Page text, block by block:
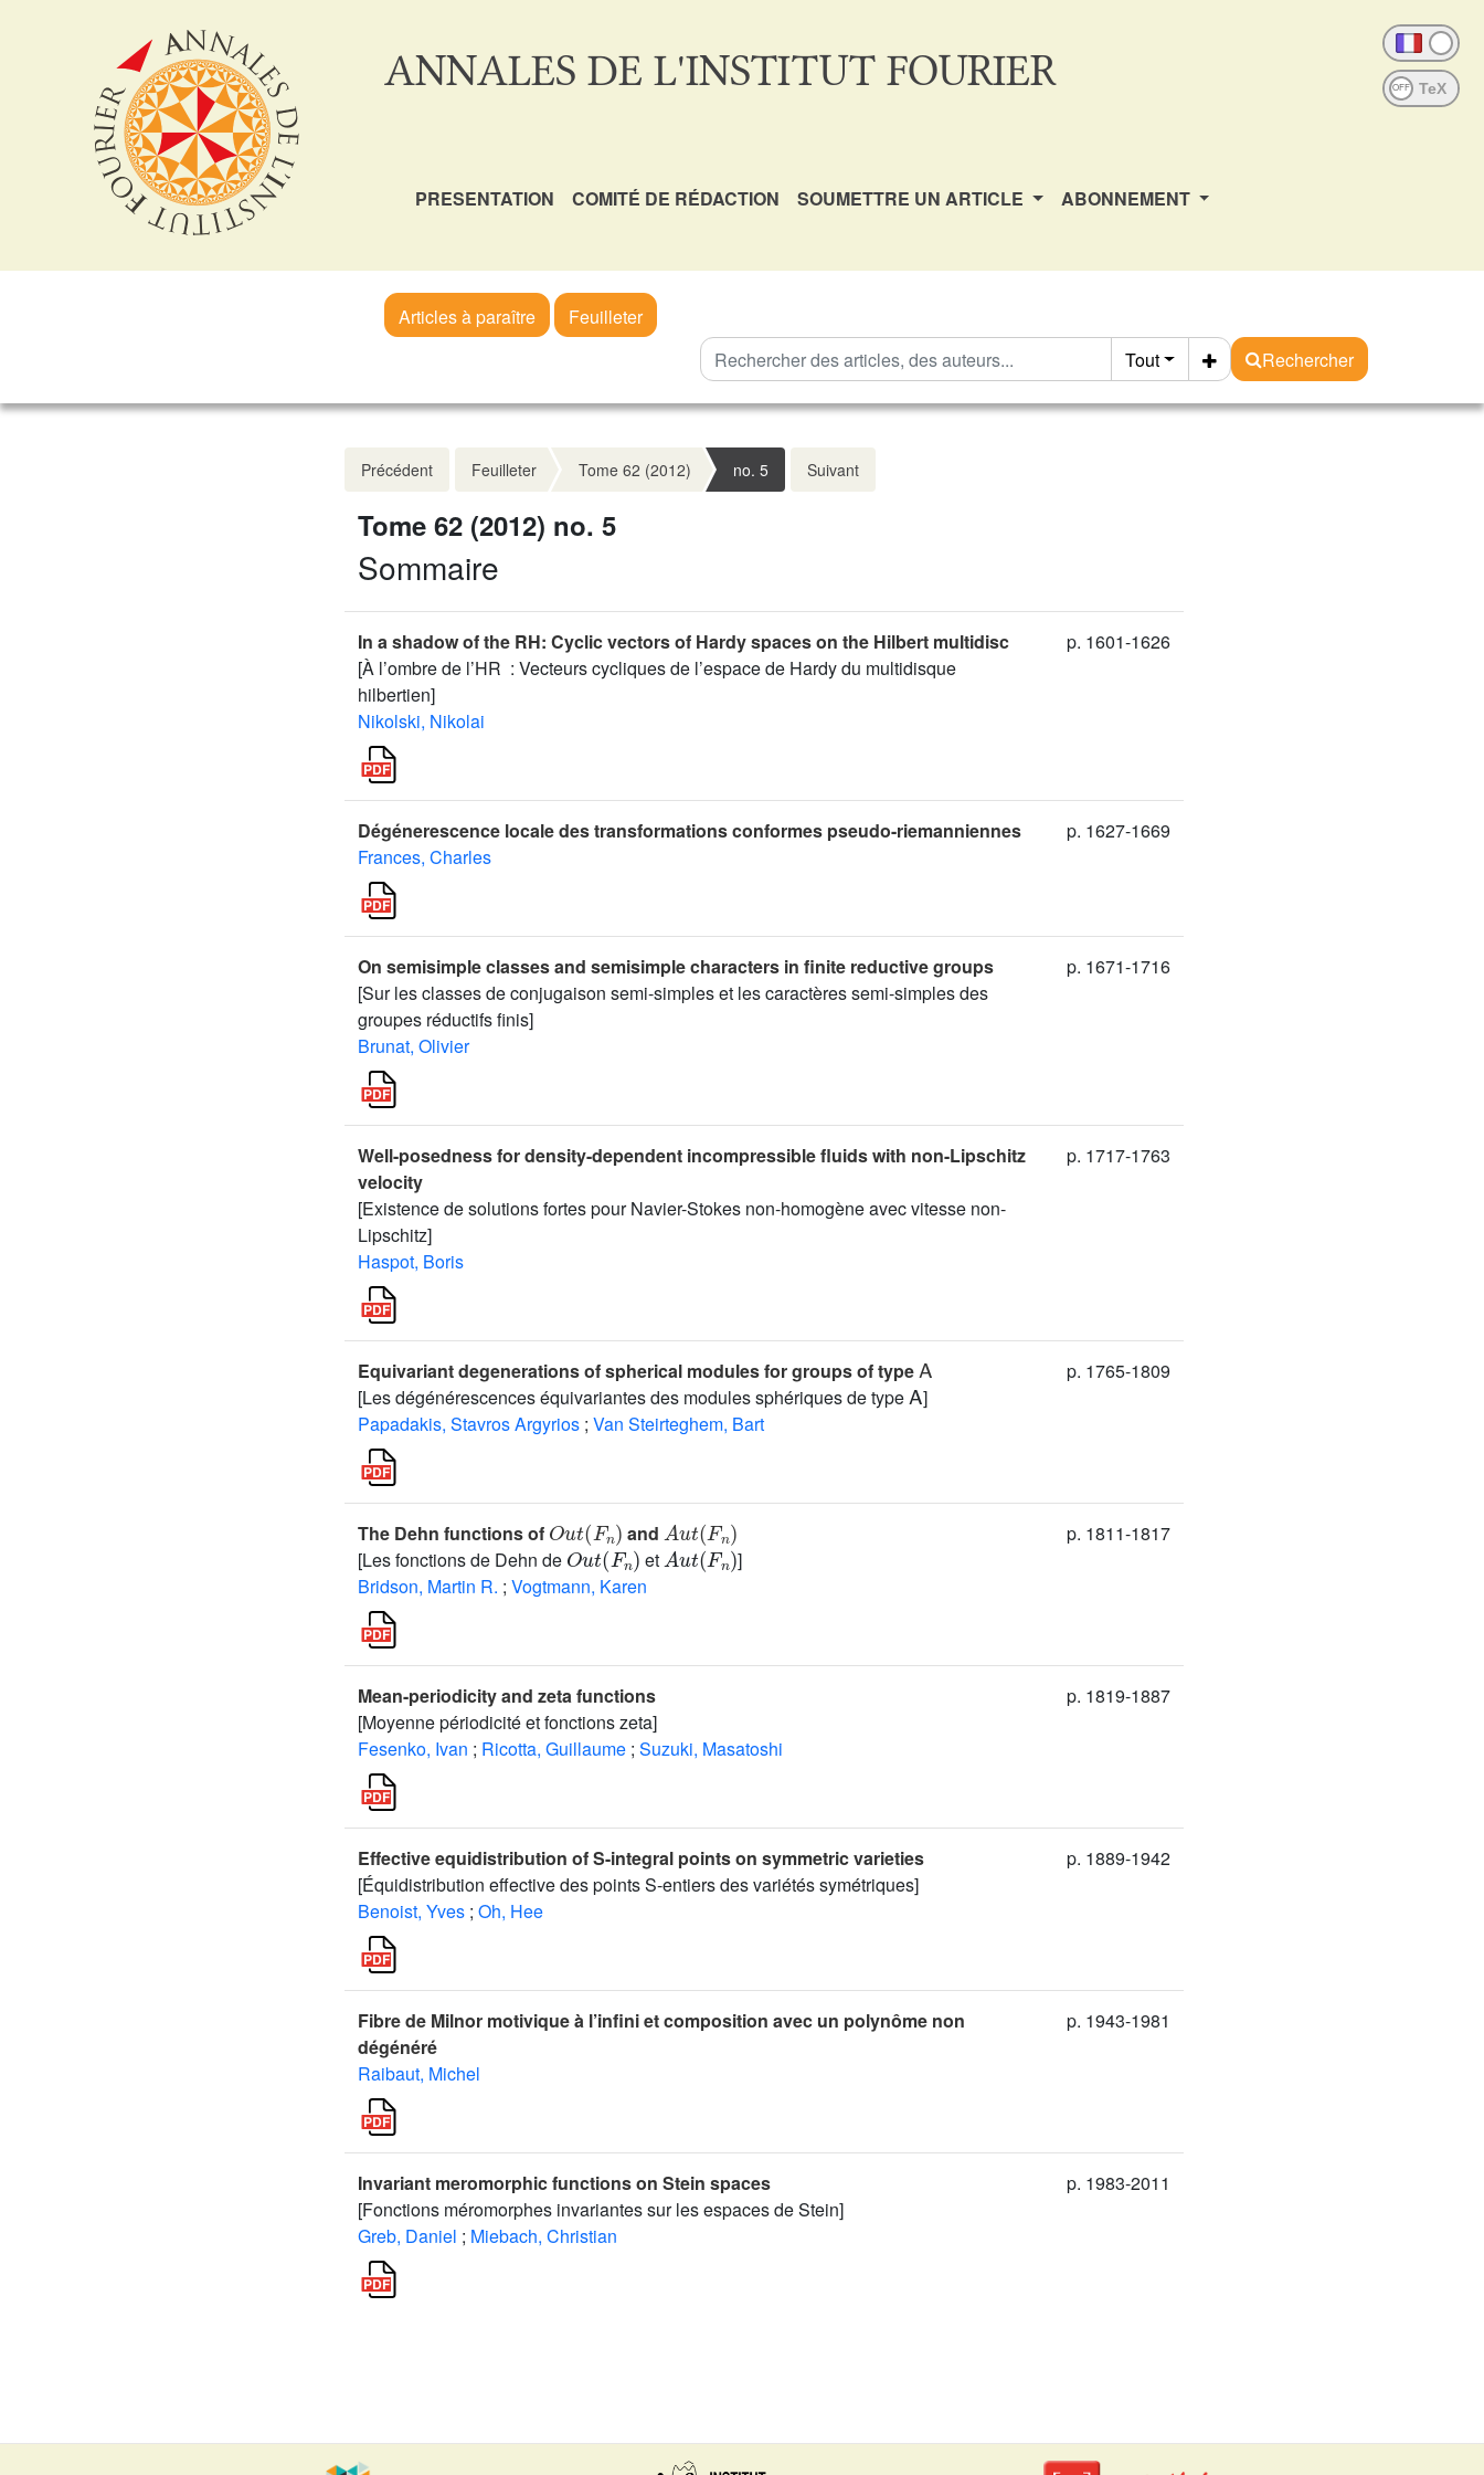
ANNALES DE L'INSTITUT FOURIER OFF
PRESENTATION COMITÉ DE RÉDACTION SOUMETTRE UN ARTICLE ABONNEMENT
Articles à paraître
Feuilleter
Tout
Rechercher
Précédent Feuilleter Tome 62 (2012) no. 5 Suivant
Tome 62 (2012) no. 5
Sommaire
In a shadow of the RH: Cyclic vectors of Hardy spaces on the Hilbert multidisc
[À l’ombre de l’HR : Vecteurs cycliques de l’espace de Hardy du multidisque
hilbertien]
Nikolski, Nikolai
p. 1601-1626
Dégénerescence locale des transformations conformes pseudo-riemanniennes
Frances, Charles
p. 1627-1669
On semisimple classes and semisimple characters in finite reductive groups
[Sur les classes de conjugaison semi-simples et les caractères semi-simples des
groupes réductifs finis]
Brunat, Olivier
p. 1671-1716
Well-posedness for density-dependent incompressible fluids with non-Lipschitz
velocity
[Existence de solutions fortes pour Navier-Stokes non-homogène avec vitesse non-
Lipschitz]
Haspot, Boris
p. 1717-1763
Equivariant degenerations of spherical modules for groups of type
[Les dégénérescences équivariantes des modules sphériques de type
A
]
Papadakis, Stavros Argyrios ; Van Steirteghem, Bart
p. 1765-1809
The Dehn functions of
( n
and
A ( n)
[Les fonctions de Dehn de
Out(Fn)
et
Aut(Fn)
]
Bridson, Martin R. ; Vogtmann, Karen
p. 1811-1817
Mean-periodicity and zeta functions
[Moyenne périodicité et fonctions zeta]
Fesenko, Ivan ; Ricotta, Guillaume ; Suzuki, Masatoshi
p. 1819-1887
Effective equidistribution of S-integral points on symmetric varieties
[Équidistribution effective des points S-entiers des variétés symétriques]
Benoist, Yves ; Oh, Hee
p. 1889-1942
Fibre de Milnor motivique à l’infini et composition avec un polynôme non
dégénéré
Raibaut, Michel
p. 1943-1981
Invariant meromorphic functions on Stein spaces
[Fonctions méromorphes invariantes sur les espaces de Stein]
Greb, Daniel ; Miebach, Christian
p. 1983-2011